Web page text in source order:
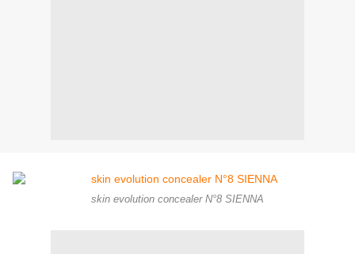
skin evolution concealer N°8 SIENNA